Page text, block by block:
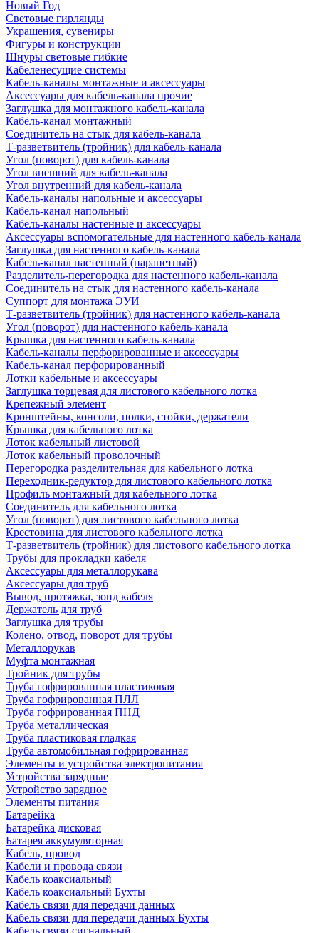
Новый Год
Световые гирлянды
Украшения, сувениры
Фигуры и конструкции
Шнуры световые гибкие
Кабеленесущие системы
Кабель-каналы монтажные и аксессуары
Аксессуары для кабель-канала прочие
Заглушка для монтажного кабель-канала
Кабель-канал монтажный
Соединитель на стык для кабель-канала
Т-разветвитель (тройник) для кабель-канала
Угол (поворот) для кабель-канала
Угол внешний для кабель-канала
Угол внутренний для кабель-канала
Кабель-каналы напольные и аксессуары
Кабель-канал напольный
Кабель-каналы настенные и аксессуары
Аксессуары вспомогательные для настенного кабель-канала
Заглушка для настенного кабель-канала
Кабель-канал настенный (парапетный)
Разделитель-перегородка для настенного кабель-канала
Соединитель на стык для настенного кабель-канала
Суппорт для монтажа ЭУИ
Т-разветвитель (тройник) для настенного кабель-канала
Угол (поворот) для настенного кабель-канала
Крышка для настенного кабель-канала
Кабель-каналы перфорированные и аксессуары
Кабель-канал перфорированный
Лотки кабельные и аксессуары
Заглушка торцевая для листового кабельного лотка
Крепежный элемент
Кронштейны, консоли, полки, стойки, держатели
Крышка для кабельного лотка
Лоток кабельный листовой
Лоток кабельный проволочный
Перегородка разделительная для кабельного лотка
Переходник-редуктор для листового кабельного лотка
Профиль монтажный для кабельного лотка
Соединитель для кабельного лотка
Угол (поворот) для листового кабельного лотка
Крестовина для листового кабельного лотка
Т-разветвитель (тройник) для листового кабельного лотка
Трубы для прокладки кабеля
Аксессуары для металлорукава
Аксессуары для труб
Вывод, протяжка, зонд кабеля
Держатель для труб
Заглушка для трубы
Колено, отвод, поворот для трубы
Металлорукав
Муфта монтажная
Тройник для трубы
Труба гофрированная пластиковая
Труба гофрированная ПЛЛ
Труба гофрированная ПНД
Труба металлическая
Труба пластиковая гладкая
Труба автомобильная гофрированная
Элементы и устройства электропитания
Устройства зарядные
Устройство зарядное
Элементы питания
Батарейка
Батарейка дисковая
Батарея аккумуляторная
Кабель, провод
Кабели и провода связи
Кабель коаксиальный
Кабель коаксиальный Бухты
Кабель связи для передачи данных
Кабель связи для передачи данных Бухты
Кабель связи сигнальный